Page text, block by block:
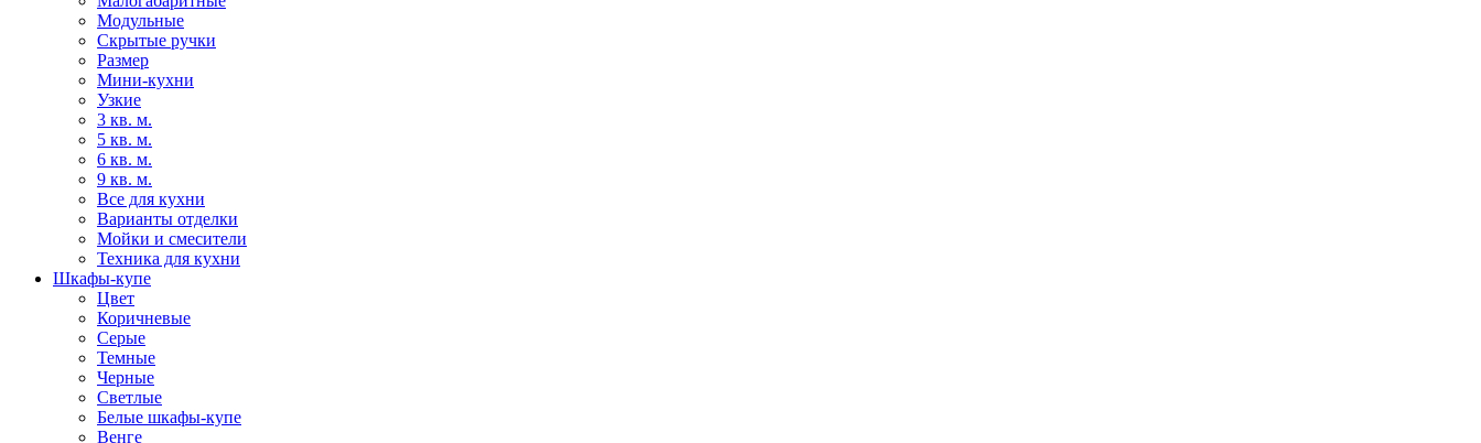
Модульные
Скрытые ручки
Размер
Мини-кухни
Узкие
3 кв. м.
5 кв. м.
6 кв. м.
9 кв. м.
Все для кухни
Варианты отделки
Мойки и смесители
Техника для кухни
Шкафы-купе
Цвет
Коричневые
Серые
Темные
Черные
Светлые
Белые шкафы-купе
Венге